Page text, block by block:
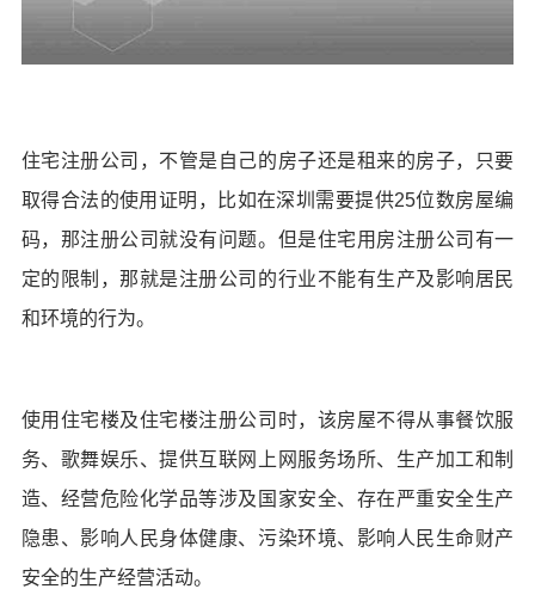
住宅注册公司，不管是自己的房子还是租来的房子，只要
取得合法的使用证明，比如在深圳需要提供25位数房屋编
码，那注册公司就没有问题。但是住宅用房注册公司有一
定的限制，那就是注册公司的行业不能有生产及影响居民
和环境的行为。
使用住宅楼及住宅楼注册公司时，该房屋不得从事餐饮服
务、歌舞娱乐、提供互联网上网服务场所、生产加工和制
造、经营危险化学品等涉及国家安全、存在严重安全生产
隐患、影响人民身体健康、污染环境、影响人民生命财产
安全的生产经营活动。